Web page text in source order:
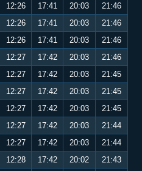
12:26 17:41 20:03
21:46
12:26 17:41 20:03
21:46
12:26 17:41 20:03
21:46
12:27 17:42 20:03
21:46
12:27 17:42 20:03
21:45
12:27 17:42 20:03
21:45
12:27 17:42 20:03
21:45
12:27 17:42 20:03
21:44
12:27 17:42 20:03
21:44
12:28 17:42 20:02
21:43